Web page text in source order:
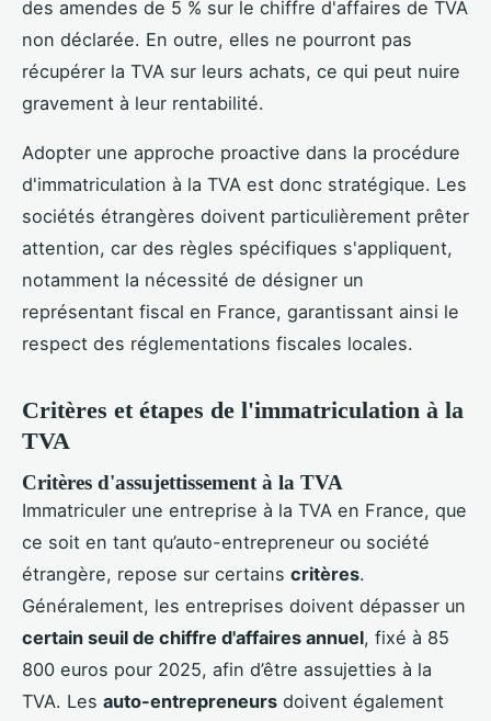
des amendes de 5 % sur le chiffre d'affaires de TVA
non déclarée. En outre, elles ne pourront pas
récupérer la TVA sur leurs achats, ce qui peut nuire
gravement à leur rentabilité.
Adopter une approche proactive dans la procédure
d'immatriculation à la TVA est donc stratégique. Les
sociétés étrangères doivent particulièrement prêter
attention, car des règles spécifiques s'appliquent,
notamment la nécessité de désigner un
représentant fiscal en France, garantissant ainsi le
respect des réglementations fiscales locales.
Critères et étapes de l'immatriculation à la
TVA
Critères d'assujettissement à la TVA
Immatriculer une entreprise à la TVA en France, que
ce soit en tant qu’auto-entrepreneur ou société
étrangère, repose sur certains critères.
Généralement, les entreprises doivent dépasser un
certain seuil de chiffre d'affaires annuel, fixé à 85
800 euros pour 2025, afin d’être assujetties à la
TVA. Les auto-entrepreneurs doivent également